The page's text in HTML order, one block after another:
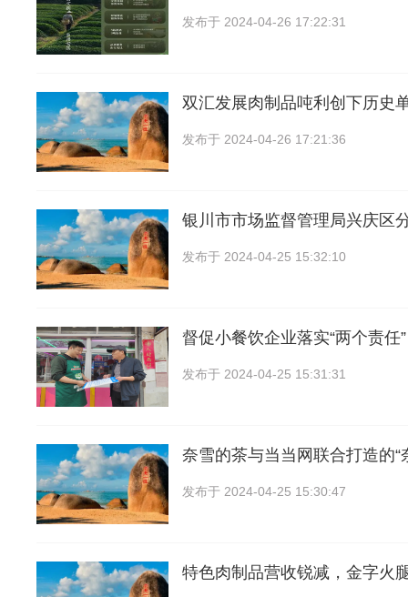
发布于 2024-04-26 17:22:31
双汇发展肉制品吨利创下历史
发布于 2024-04-26 17:21:36
银川市市场监督管理局兴庆区
发布于 2024-04-25 15:32:10
督促小餐饮企业落实“两个责任
发布于 2024-04-25 15:31:31
奈雪的茶与当当网联合打造的“
发布于 2024-04-25 15:30:47
特色肉制品营收锐减，金字火